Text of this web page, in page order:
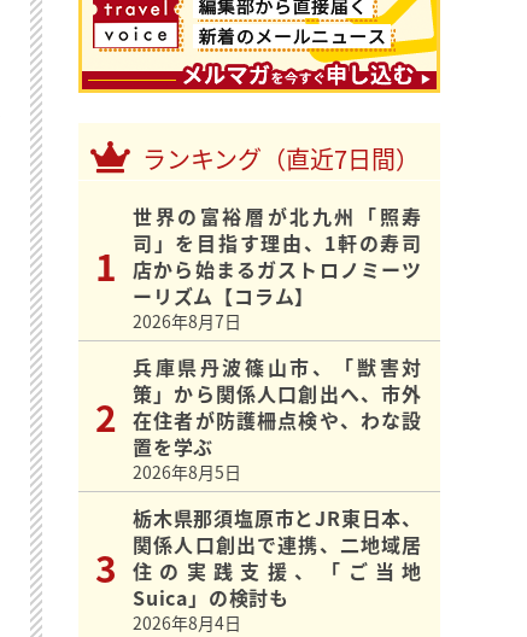
ランキング（直近7日間）
世界の富裕層が北九州「照寿
司」を目指す理由、1軒の寿司
店から始まるガストロノミーツ
ーリズム【コラム】
2026年8月7日
兵庫県丹波篠山市、「獣害対
策」から関係人口創出へ、市外
在住者が防護柵点検や、わな設
置を学ぶ
2026年8月5日
栃木県那須塩原市とJR東日本、
関係人口創出で連携、二地域居
住の実践支援、「ご当地
Suica」の検討も
2026年8月4日